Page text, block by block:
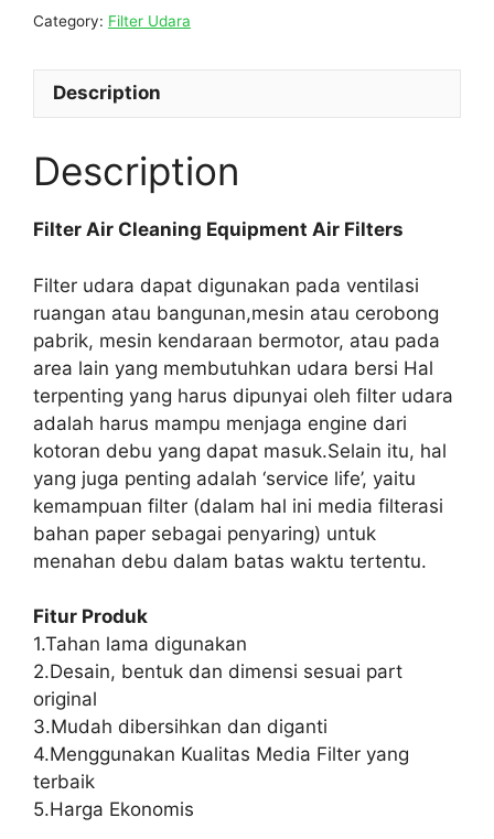
Category: Filter Udara
Description
Description
Filter Air Cleaning Equipment Air Filters
Filter udara dapat digunakan pada ventilasi
ruangan atau bangunan,mesin atau cerobong
pabrik, mesin kendaraan bermotor, atau pada
area lain yang membutuhkan udara bersi Hal
terpenting yang harus dipunyai oleh filter udara
adalah harus mampu menjaga engine dari
kotoran debu yang dapat masuk.Selain itu, hal
yang juga penting adalah ‘service life’, yaitu
kemampuan filter (dalam hal ini media filterasi
bahan paper sebagai penyaring) untuk
menahan debu dalam batas waktu tertentu.
Fitur Produk
1.Tahan lama digunakan
2.Desain, bentuk dan dimensi sesuai part
original
3.Mudah dibersihkan dan diganti
4.Menggunakan Kualitas Media Filter yang
terbaik
5.Harga Ekonomis